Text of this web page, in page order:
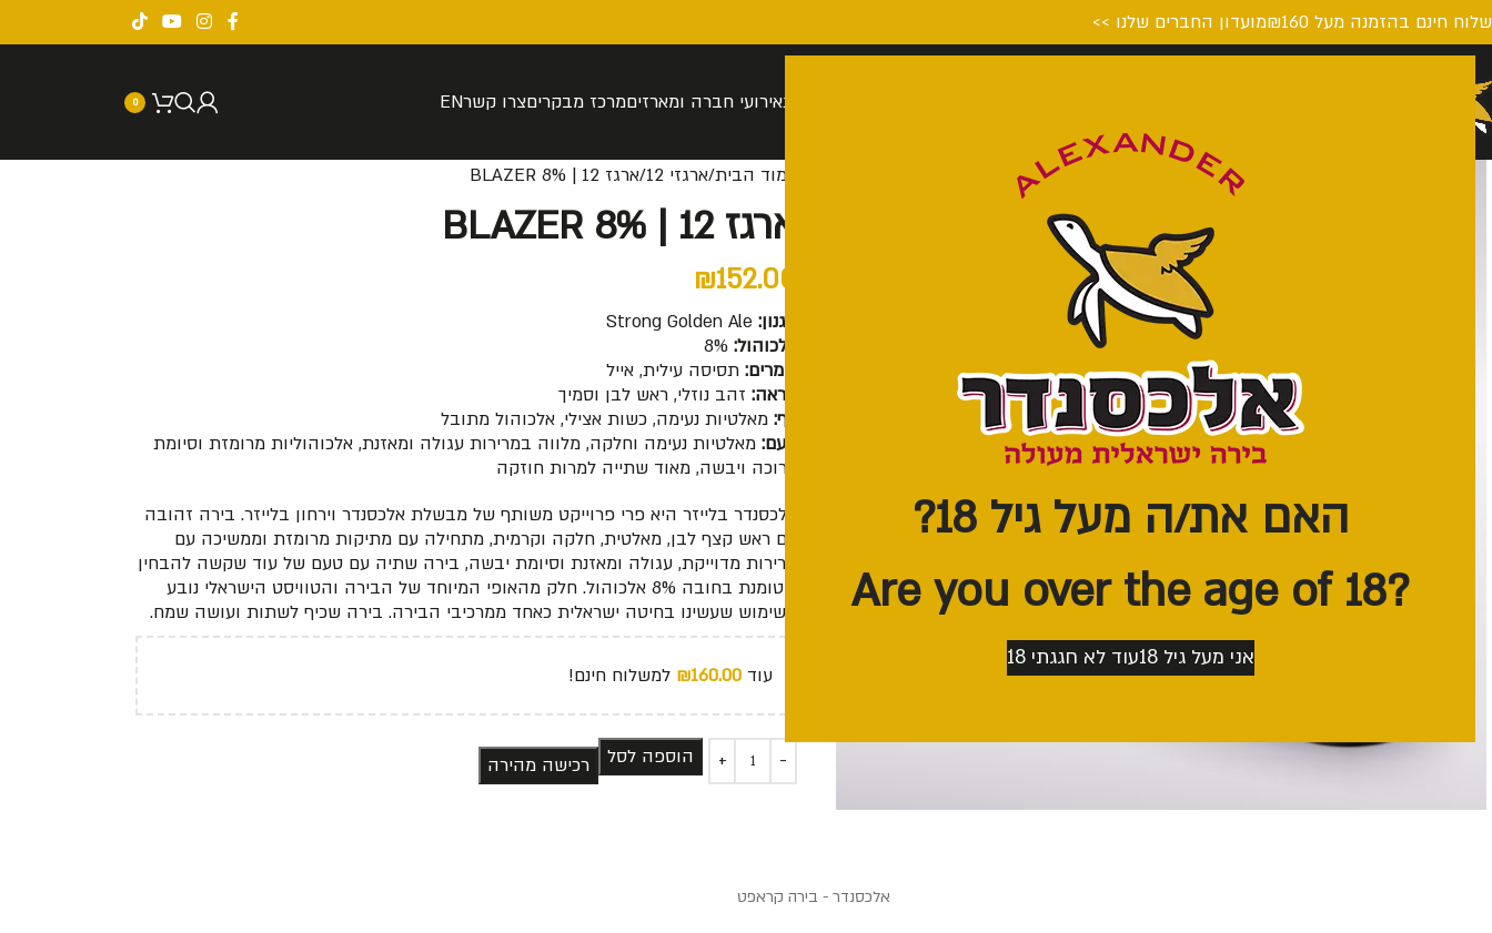
האם את/ה מעל גיל 18?
?Are you over the age of 18
אני מעל גיל 18 עוד לא חגגתי 18
חינם בהזמנה מעל ₪160 מועדון החברים שלנו >>
חנותאירועי חברה ומארזיםמרכז מבקריםצרו קשרEN
0
עמוד הבית ארגזי 12 ארגז 12 | BLAZER 8%
ארגז 12 | BLAZER 8%
₪152.00
סגנון:Strong Golden Ale
אלכוהול:8%
שמרים:תסיסה עילית, אייל
מראה:זהב נוזלי, ראש לבן וסמיך
אף:מאלטיות נעימה, כשות אצילי, אלכוהול מתובל
טעם:מאלטיות נעימה וחלקה, מלווה במרירות עגולה ומאזנת, אלכוהוליות מרומזת וסיומת
ארוכה ויבשה, מאוד שתייה למרות חוזקה
אלכסנדר בלייזר היא פרי פרוייקט משותף של מבשלת אלכסנדר וירחון בלייזר. בירה זהובה
עם ראש קצף לבן, מאלטית, חלקה וקרמית, מתחילה עם מתיקות מרומזת וממשיכה עם
מרירות מדוייקת, עגולה ומאזנת וסיומת יבשה, בירה שתיה עם טעם של עוד שקשה להבחין
שטומנת בחובה 8% אלכוהול. חלק מהאופי המיוחד של הבירה והטוויסט הישראלי נובע
משימוש שעשינו בחיטה ישראלית כאחד ממרכיבי הבירה. בירה שכיף לשתות ועושה שמח.
עוד ₪160.00 למשלוח חינם!
הוספה לסל רכישה מהירה
אלכסנדר - בירה קראפט